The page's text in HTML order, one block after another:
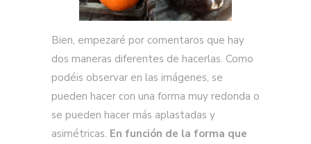
Bien, empezaré por comentaros que hay
dos maneras diferentes de hacerlas. Como
podéis observar en las imágenes, se
pueden hacer con una forma muy redonda o
se pueden hacer más aplastadas y
asimétricas. En función de la forma que